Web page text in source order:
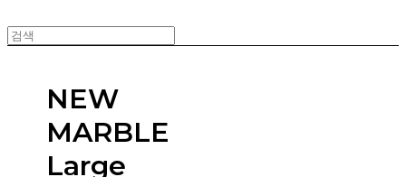
NEW
MARBLE
Large